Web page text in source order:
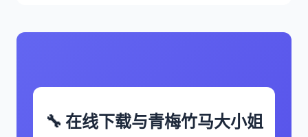
🔧 在线下载与青梅竹马大小姐